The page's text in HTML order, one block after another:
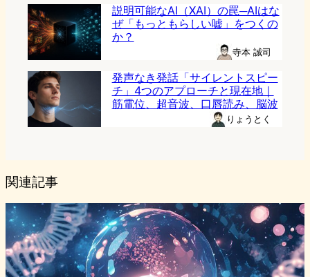
説明可能なAI（XAI）の罠─AIはな
ぜ「もっともらしい嘘」をつくの
か？
寺本 誠司
発声なき発話「サイレントスピー
チ」4つのアプローチと現在地｜
筋電位、超音波、口唇読み、脳波
りょうとく
関連記事